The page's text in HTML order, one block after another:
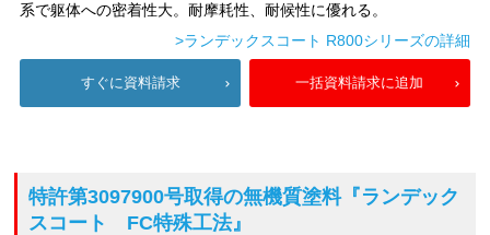
系で躯体への密着性大。耐摩耗性、耐候性に優れる。
>ランデックスコート R800シリーズの詳細
すぐに資料請求 一括資料請求に追加
特許第3097900号取得の無機質塗料『ランデック
スコート FC特殊工法』